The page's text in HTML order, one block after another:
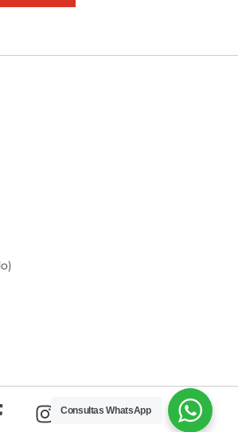
Consultas WhatsApp